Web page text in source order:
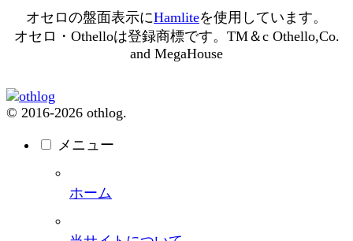
オセロの盤面表示にHamliteを使用しています。
オセロ・Othelloは登録商標です。TM＆c Othello,Co.
and MegaHouse
© 2016-2026 othlog.
メニュー
ホーム